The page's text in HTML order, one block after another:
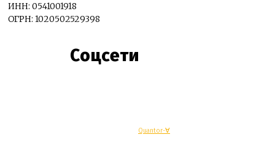
ИНН: 0541001918
ОГРН: 1020502529398
Соцсети
Quantor-∀